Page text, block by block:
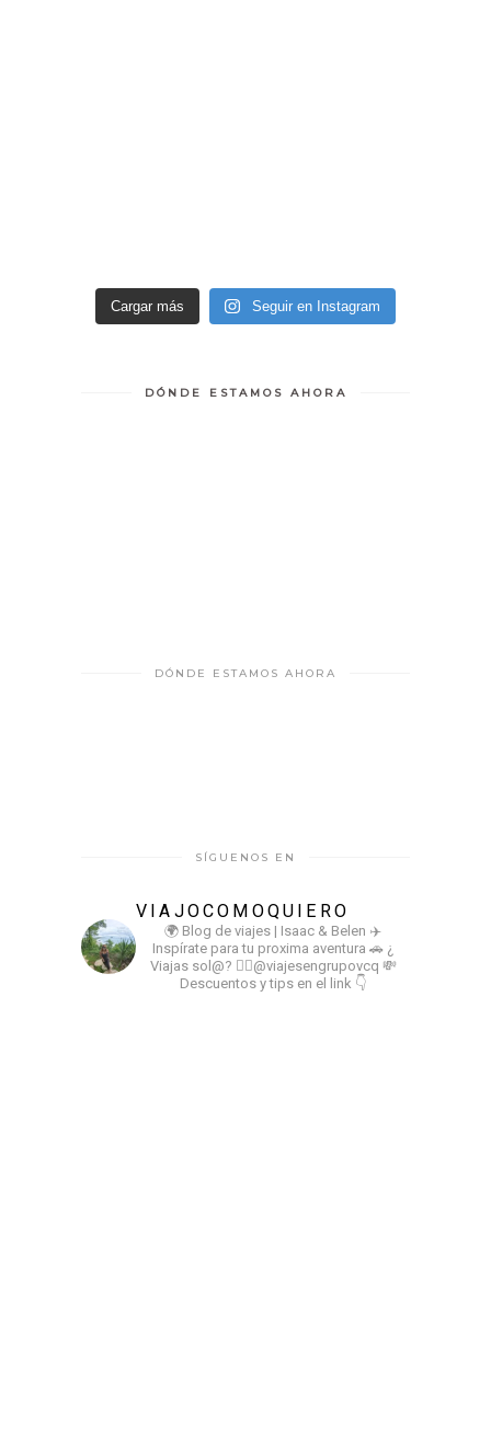
Cargar más Seguir en Instagram
DÓNDE ESTAMOS AHORA
DÓNDE ESTAMOS AHORA
SÍGUENOS EN
VIAJOCOMOQUIERO
🌍 Blog de viajes | Isaac & Belen ✈️
Inspírate para tu proxima aventura 🚗 ¿
Viajas sol@? 👉🏻@viajesengrupovcq 💸
Descuentos y tips en el link 👇